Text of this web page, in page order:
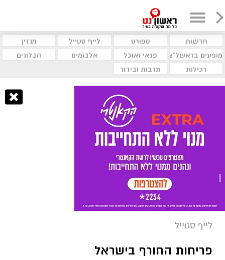
חדשות ספורט לייף סטייל
מגזין
מופעים בראשל"צ
פנאי ואוכל אלבומים
הבלוגים
רכילות
תרבות ובידור
לייף סטייל
פריחות החורף בישראל